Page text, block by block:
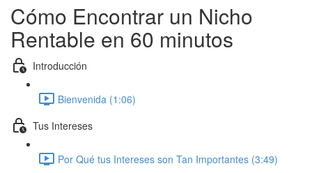
Cómo Encontrar un Nicho
Rentable en 60 minutos
Introducción
Bienvenida (1:06)
Tus Intereses
Por Qué tus Intereses son Tan Importantes (3:49)